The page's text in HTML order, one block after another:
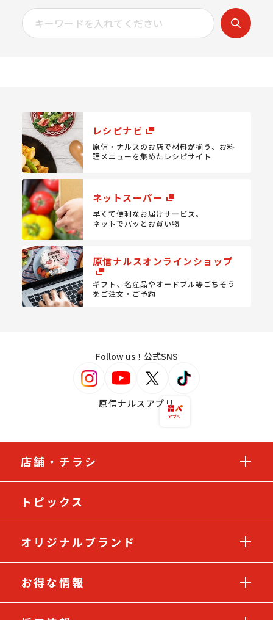
レシピナビ
原信・ナルスのお店で材料が揃う、 お料
理メニューを集めたレシピサイト
ネットスーパー
早くて便利なお届けサービス。
ネットでパッとお買い物
原信ナルスオンラインショップ
ギフト、名産品やオードブル等ごちそう
をご注文・ご予約
Follow us！公式SNS
原信ナルスアプリ
店舗・チラシ
トピックス
オリジナルブランド
お得な情報